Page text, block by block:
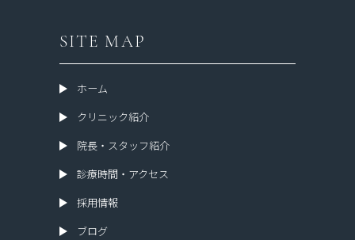
SITE MAP
ホーム
クリニック紹介
院長・スタッフ紹介
診療時間・アクセス
採用情報
ブログ